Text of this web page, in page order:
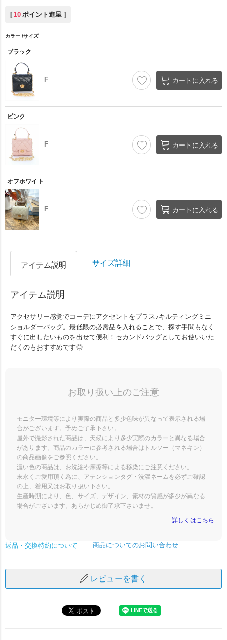
[ 10 ポイント進呈 ]
カラー サイズ
ブラック
F カートに入れる
ピンク
F カートに入れる
オフホワイト
F カートに入れる
アイテム説明 サイズ詳細
アイテム説明
アクセサリー感覚でコーデにアクセントをプラス♪キルティングミニ
ショルダーバッグ。最低限の必需品を入れることで、探す手間もなく
すぐに出したいものを出せて便利！セカンドバッグとしてお使いいた
だくのもおすすめです◎
お取り扱い上のご注意
モニター環境等により実際の商品と多少色味が異なって表示される場
合がございます。予めご了承下さい。
屋外で撮影された商品は、天候により多少実際のカラーと異なる場合
があります。商品のカラーに参考される場合はトルソー（マネキン）
の商品画像をご参照ください。
濃い色の商品は、お洗濯や摩擦等による移染にご注意ください。
末永くご愛用頂く為に、アテンションタグ・洗濯ネームを必ずご確認
の上、着用又はお取り扱い下さい。
生産時期により、色、サイズ、デザイン、素材の質感が多少が異なる
場合がございます。あらかじめ御了承下さいませ。
詳しくはこちら
返品・交換特約について 商品についてのお問い合わせ
レビューを書く